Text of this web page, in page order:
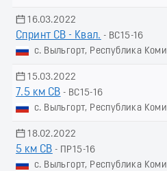
16.03.2022
Спринт СВ - Квал. - ВС15-16
с. Выльгорт, Республика Коми
15.03.2022
7.5 км СВ - ВС15-16
с. Выльгорт, Республика Коми
18.02.2022
5 км СВ - ПР15-16
с. Выльгорт, Республика Коми